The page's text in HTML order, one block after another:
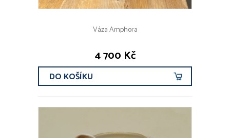
Váza Amphora
4 700 Kč
DO KOŠÍKU